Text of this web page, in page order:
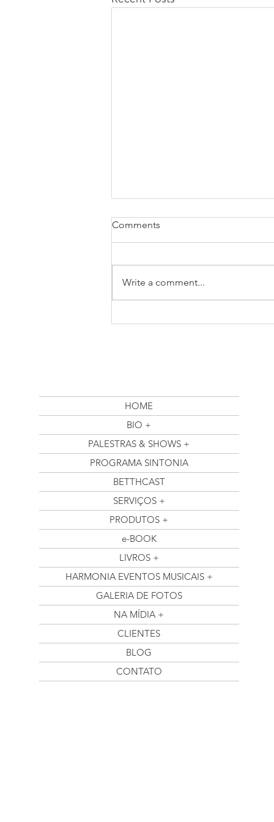
Comments
Write a comment...
HOME
BIO +
PALESTRAS & SHOWS +
PROGRAMA SINTONIA
BETTHCAST
SERVIÇOS +
PRODUTOS +
e-BOOK
LIVROS +
HARMONIA EVENTOS MUSICAIS +
GALERIA DE FOTOS
NA MÍDIA +
CLIENTES
BLOG
CONTATO